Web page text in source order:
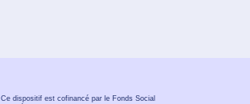
Ce dispositif est cofinancé par le Fonds Social